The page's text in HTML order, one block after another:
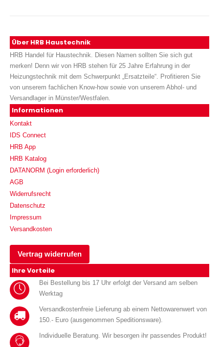
Über HRB Haustechnik
HRB Handel für Haustechnik. Diesen Namen sollten Sie sich gut
merken! Denn wir von HRB stehen für 25 Jahre Erfahrung in der
Heizungstechnik mit dem Schwerpunkt „Ersatzteile“. Profitieren Sie
von unserem fachlichen Know-how sowie von unserem Abhol- und
Versandlager in Münster/Westfalen.
Informationen
Kontakt
IDS Connect
HRB App
HRB Katalog
DATANORM (Login erforderlich)
AGB
Widerrufsrecht
Datenschutz
Impressum
Versandkosten
Vertrag widerrufen
Ihre Vorteile
Bei Bestellung bis 17 Uhr erfolgt der Versand am selben
Werktag
Versandkostenfreie Lieferung ab einem Nettowarenwert von
150.- Euro (ausgenommen Speditionsware).
Individuelle Beratung. Wir besorgen ihr passendes Produkt!